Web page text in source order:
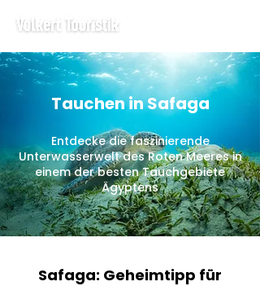
Tauchen in Safaga
Entdecke die faszinierende
Unterwasserwelt des Roten Meeres in
einem der besten Tauchgebiete
Ägyptens
Safaga: Geheimtipp für